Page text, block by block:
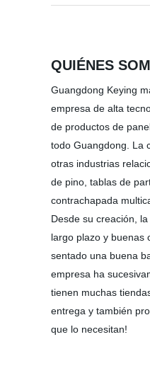
QUIÉNES
Guangdong Keying
empresa de alta
de productos de
todo Guangdong. La
otras industrias
de pino, tablas de
contrachapada
Desde su creación,
largo plazo y buenas
sentado una buena
empresa ha
tienen muchas
entrega y también
que lo necesitan!